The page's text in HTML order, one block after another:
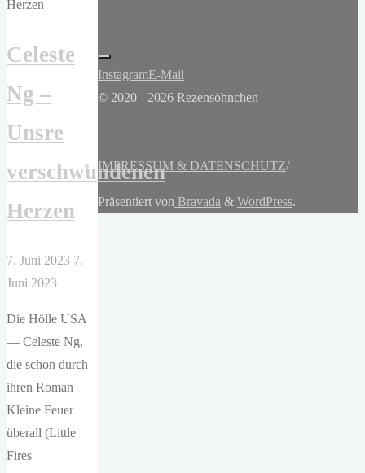
Celeste
Ng –
Unsre
verschwundenen
Herzen
7. Juni 2023 7.
Juni 2023
Die Hölle USA
— Celeste Ng,
die schon durch
ihren Roman
Kleine Feuer
überall (Little
Fires
InstagramE-Mail
© 2020 - 2026 Rezensöhnchen
IMPRESSUM & DATENSCHUTZ/
Präsentiert von Bravada & WordPress.